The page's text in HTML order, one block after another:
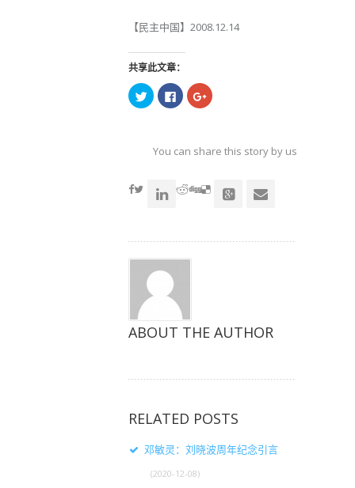
【民主中国】2008.12.14
共享此文章：
点
击
共
享
窗
口
点
击
共
享
窗
口
点
击
共
享
窗
口
You can share this story by using your
ABOUT THE AUTHOR
RELATED POSTS
邓敏灵：刘晓波周年纪念引言
(2020-12-08)